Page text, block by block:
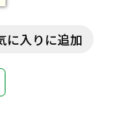
昆虫学者の
（1825-
くなって，
計画し
に入りに追加